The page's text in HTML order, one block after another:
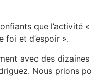
que l’activité
foi et d’espoir ».
avec des dizaines
Nous prions